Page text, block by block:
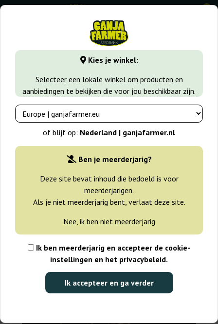
⭐ -40% Snelgroeiende soorten ⭐
⏰ 2 dagen 04:54:56
Kies je winkel:
Selecteer een lokale winkel om producten en
aanbiedingen te bekijken die voor jou beschikbaar zijn.
of blijf op: Nederland | ganjafarmer.nl
Ben je meerderjarig?
Deze site bevat inhoud die bedoeld is voor
meerderjarigen.
Als je niet meerderjarig bent, verlaat deze site.
Nee, ik ben niet meerderjarig
Ik ben meerderjarig en accepteer de cookie-
instellingen en het privacybeleid.
Ik accepteer en ga verder
0
GanjaFarmer.nl Wiet soorten Northern Light
Northern Light Wietzaden
Sorteren
+gratisie